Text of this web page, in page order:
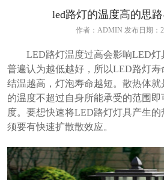
led路灯的温度高的思
作者：ADMIN 发布日期：
LED路灯温度过高会影响LED灯
普遍认为越低越好，所以LED路灯寿
结温越高，灯泡寿命越短。散热体
的温度不超过自身所能承受的范围
度。要想快速将LED路灯灯具产生
须要有快速扩散散效应。